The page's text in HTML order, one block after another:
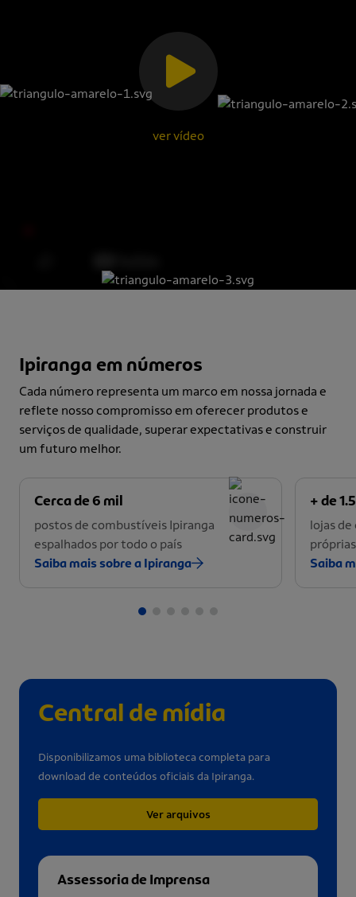
ver vídeo
Ipiranga em números
Cada número representa um marco em nossa jornada e
reflete nosso compromisso em oferecer produtos e
serviços de qualidade, superar expectativas e construir
um futuro melhor.
Cerca de 6 mil
postos de combustíveis Ipiranga
espalhados por todo o país
Saiba mais sobre a Ipiranga
+ de
lojas
Saiba
Central de mídia
Disponibilizamos uma biblioteca completa para
download de conteúdos oficiais da Ipiranga.
Ver arquivos
Assessoria de Imprensa